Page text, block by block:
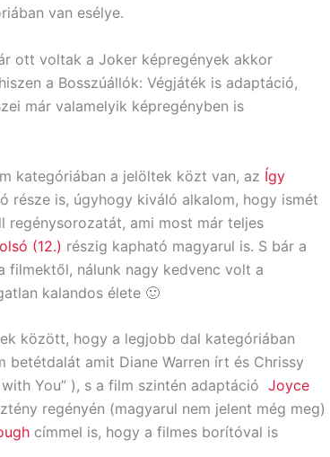
van esélye.
ott voltak a Joker képregények akkor
a Bosszúállók: Végjáték is adaptáció,
már valamelyik képregényben is
kategóriában a jelöltek közt van, az Így
része is, úgyhogy kiváló alkalom, hogy ismét
regénysorozatát, ami most már teljes
(12.) részig kapható magyarul is. S bár a
filmektől, nálunk nagy kedvenc volt a
kalandos élete 🙂
között, hogy a legjobb dal kategóriában
betétdalát amit Diane Warren írt és Chrissy
with You” ), s a film szintén adaptáció Joyce
regényén (magyarul nem jelent még meg)
címmel is, hogy a filmes borítóval is